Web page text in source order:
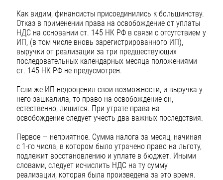
Как видим, финансисты присоединились к большинству.
Отказ в применении права на освобождение от уплаты
НДС на основании ст. 145 НК РФ в связи с отсутствием у
ИП, (в том числе вновь зарегистрированного ИП),
выручки от реализации за три предшествующих
последовательных календарных месяца положениями
ст. 145 НК РФ не предусмотрен.
Если же ИП недооценил свои возможности, и выручка у
него зашкалила, то право на освобождение он,
естественно, лишится. При утрате права на
освобождение следует учесть два важных последствия.
Первое — неприятное. Сумма налога за месяц, начиная
с 1-го числа, в котором было утрачено право на льготу,
подлежит восстановлению и уплате в бюджет. Иными
словами, следует исчислить НДС на ту сумму
реализации, которая была произведена за это время.